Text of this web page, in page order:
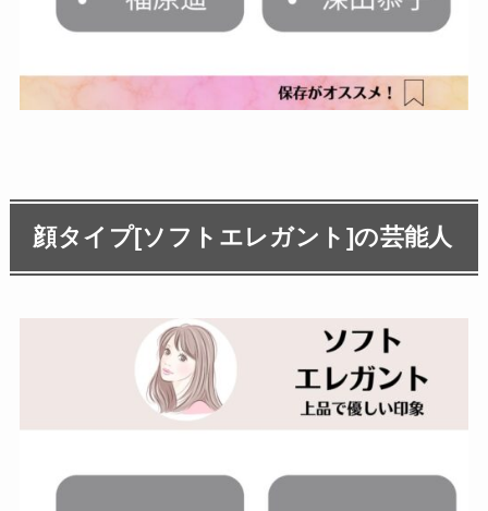
顔タイプ[ソフトエレガント]の芸能人